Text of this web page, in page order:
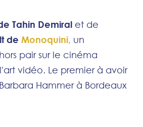
Tahin Demiral et de
de Monoquini, un
pair sur le cinéma
vidéo. Le premier à avoir
Hammer à Bordeaux